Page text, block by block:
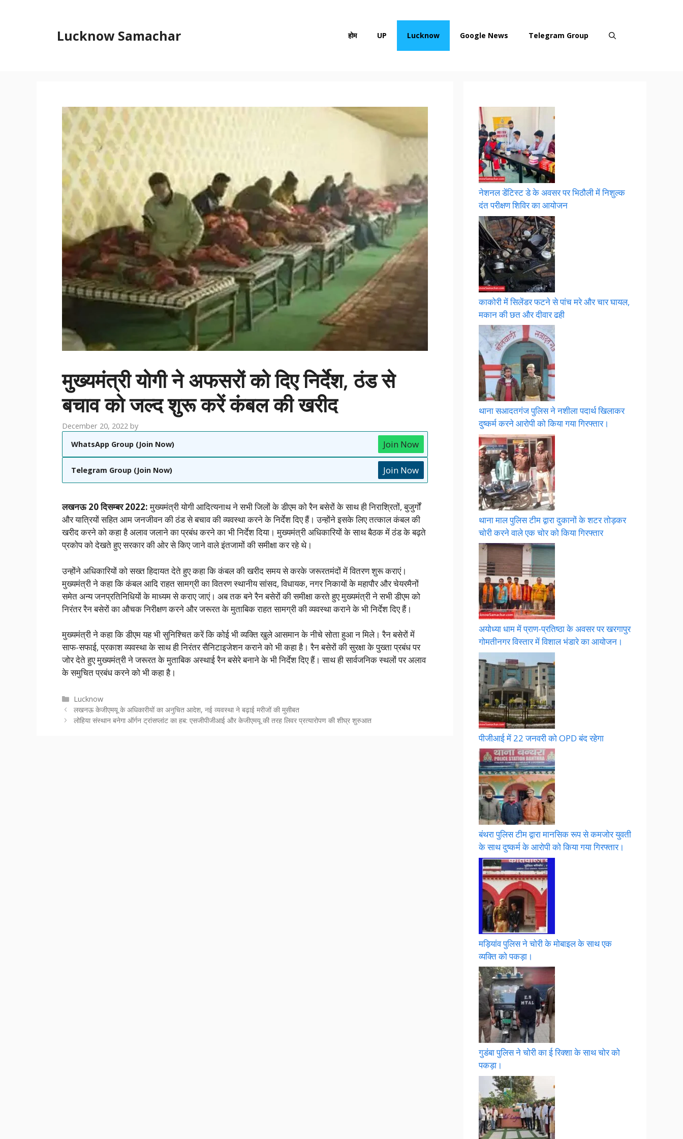
Lucknow Samachar होम UP Lucknow Google News Telegram Group
मुख्यमंत्री योगी ने अफसरों को दिए निर्देश, ठंड से
बचाव को जल्द शुरू करें कंबल की खरीद
December 20, 2022 by
WhatsApp Group (Join Now)
Join Now
Telegram Group (Join Now) Join Now
लखनऊ 20 दिसम्बर 2022:मुख्यमंत्री योगी आदित्यनाथ ने सभी जिलों के डीएम को रैन बसेरों के साथ ही निराश्रितों, बुजुर्गों
और यात्रियों सहित आम जनजीवन की ठंड से बचाव की व्यवस्था करने के निर्देश दिए हैं। उन्होंने इसके लिए तत्काल कंबल की
खरीद करने को कहा है अलाव जलाने का प्रबंध करने का भी निर्देश दिया। मुख्यमंत्री अधिकारियों के साथ बैठक में ठंड के बढ़ते
प्रकोप को देखते हुए सरकार की ओर से किए जाने वाले इंतजामों की समीक्षा कर रहे थे।
उन्होंने अधिकारियों को सख्त हिदायत देते हुए कहा कि कंबल की खरीद समय से करके जरूरतमंदों में वितरण शुरू कराएं।
मुख्यमंत्री ने कहा कि कंबल आदि राहत सामग्री का वितरण स्थानीय सांसद, विधायक, नगर निकायों के महापौर और चेयरमैनों
समेत अन्य जनप्रतिनिधियों के माध्यम से कराए जाएं। अब तक बने रैन बसेरों की समीक्षा करते हुए मुख्यमंत्री ने सभी डीएम को
निरंतर रैन बसेरों का औचक निरीक्षण करने और जरूरत के मुताबिक राहत सामग्री की व्यवस्था कराने के भी निर्देश दिए हैं।
मुख्यमंत्री ने कहा कि डीएम यह भी सुनिश्चित करें कि कोई भी व्यक्ति खुले आसमान के नीचे सोता हुआ न मिले। रैन बसेरों में
साफ-सफाई, प्रकाश व्यवस्था के साथ ही निरंतर सैनिटाइजेशन कराने को भी कहा है। रैन बसेरों की सुरक्षा के पुख्ता प्रबंध पर
जोर देते हुए मुख्यमंत्री ने जरूरत के मुताबिक अस्थाई रैन बसेरे बनाने के भी निर्देश दिए हैं। साथ ही सार्वजनिक स्थलों पर अलाव
के समुचित प्रबंध करने को भी कहा है।
Categories
Lucknow
लखनऊ केजीएमयू के अधिकारीयों का अनुचित आदेश, नई व्यवस्था ने बढ़ाई मरीजों की मुसीबत
लोहिया संस्थान बनेगा ऑर्गन ट्रांसप्लांट का हब: एसजीपीजीआई और केजीएमयू की तरह लिवर प्रत्यारोपण की शीघ्र शुरुआत
नेशनल डेंटिस्ट डे के अवसर पर भिठौली में निशुल्क
दंत परीक्षण शिविर का आयोजन
काकोरी में सिलेंडर फटने से पांच मरे और चार घायल,
मकान की छत और दीवार ढही
थाना सआदतगंज पुलिस ने नशीला पदार्थ खिलाकर
दुष्कर्म करने आरोपी को किया गया गिरफ्तार।
थाना माल पुलिस टीम द्वारा दुकानों के शटर तोड़कर
चोरी करने वाले एक चोर को किया गिरफ्तार
अयोध्या धाम में प्राण-प्रतिष्ठा के अवसर पर खरगापुर
गोमतीनगर विस्तार में विशाल भंडारे का आयोजन।
पीजीआई में 22 जनवरी को OPD बंद रहेगा
बंथरा पुलिस टीम द्वारा मानसिक रूप से कमजोर युवती
के साथ दुष्कर्म के आरोपी को किया गया गिरफ्तार।
मड़ियांव पुलिस ने चोरी के मोबाइल के साथ एक
व्यक्ति को पकड़ा।
गुडंबा पुलिस ने चोरी का ई रिक्शा के साथ चोर को
पकड़ा।